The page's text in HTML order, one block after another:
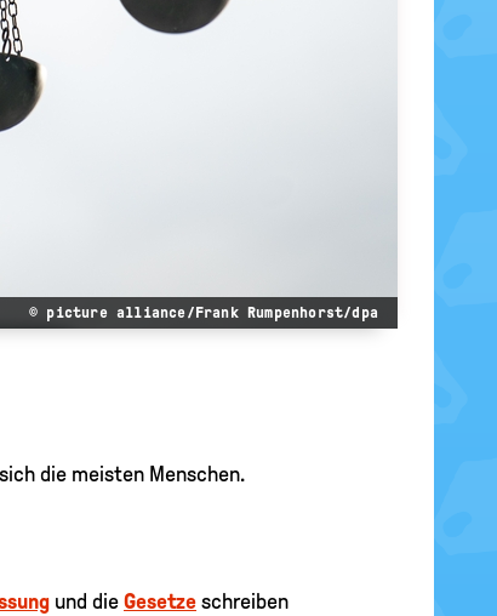
© picture alliance/Frank Rumpenhorst/dpa
die meisten Menschen.
und die Gesetze schreiben